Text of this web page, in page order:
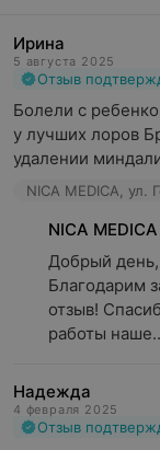
Ирина
5 августа 2025
Отзыв
Болели с
у лучших лоров
удалении
NICA MEDICA, ул.
NICA MEDICA
Добрый
Благодарим
отзыв!
работы
Надежда
4 февраля 2025
Отзыв